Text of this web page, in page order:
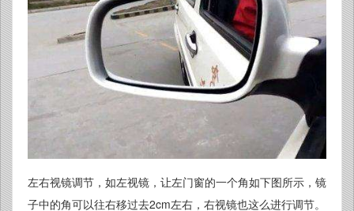
左右视镜调节，如左视镜，让左门窗的一个角如下图所示，镜
子中的角可以往右移过去2cm左右，右视镜也这么进行调节。